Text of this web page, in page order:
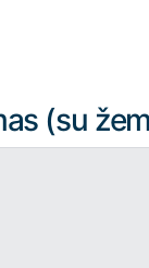
(su